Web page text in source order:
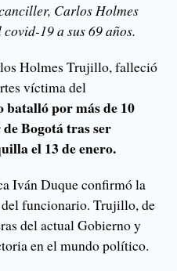
Carlos Holmes
19 a sus 69 años.
Holmes Trujillo, falleció
víctima del
por más de 10
Bogotá tras ser
el 13 de enero.
Iván Duque confirmó la
funcionario. Trujillo, de
del actual Gobierno y
en el mundo político.